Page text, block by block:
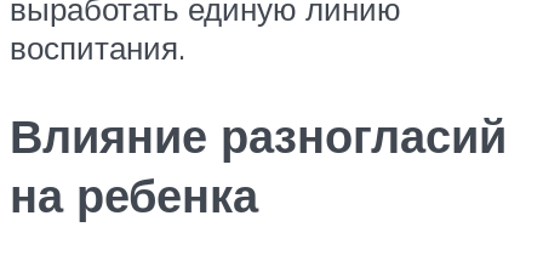
выработать единую линию
воспитания.
Влияние разногласий
на ребенка